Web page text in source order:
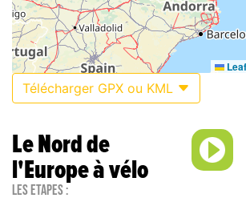
Télécharger GPX ou KML
Le Nord de
l'Europe à vélo
Les étapes :